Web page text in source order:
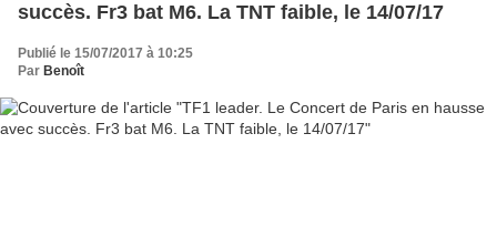
succès. Fr3 bat M6. La TNT faible, le 14/07/17
Publié le 15/07/2017 à 10:25
Par Benoît